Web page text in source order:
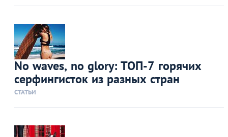
No waves, no glory: ТОП-7 горячих
серфингисток из разных стран
СТАТЬИ